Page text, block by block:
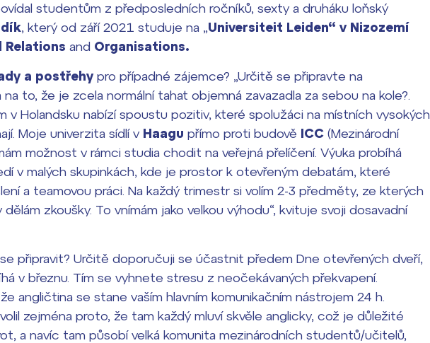
studentům z předposledních ročníků, sexty a druháku loňský
, který od září 2021 studuje na „Universiteit Leiden“ v Nizozemí
and Organisations.
a postřehy pro případné zájemce? „Určitě se připravte na
to, že je zcela normální tahat objemná zavazadla za sebou na kole?.
v Holandsku nabízí spoustu pozitiv, které spolužáci na místních vysokých
Moje univerzita sídlí v Haagu přímo proti budově ICC (Mezinárodní
možnost v rámci studia chodit na veřejná přelíčení. Výuka probíhá
v malých skupinkách, kde je prostor k otevřeným debatám, které
a teamovou práci. Na každý trimestr si volím 2-3 předměty, ze kterých
zkoušky. To vnímám jako velkou výhodu“, kvituje svoji dosavadní
připravit? Určitě doporučuji se účastnit předem Dne otevřených dveří,
v březnu. Tím se vyhnete stresu z neočekávaných překvapení.
angličtina se stane vaším hlavním komunikačním nástrojem 24 h.
zejména proto, že tam každý mluví skvěle anglicky, což je důležité
a navíc tam působí velká komunita mezinárodních studentů/učitelů,